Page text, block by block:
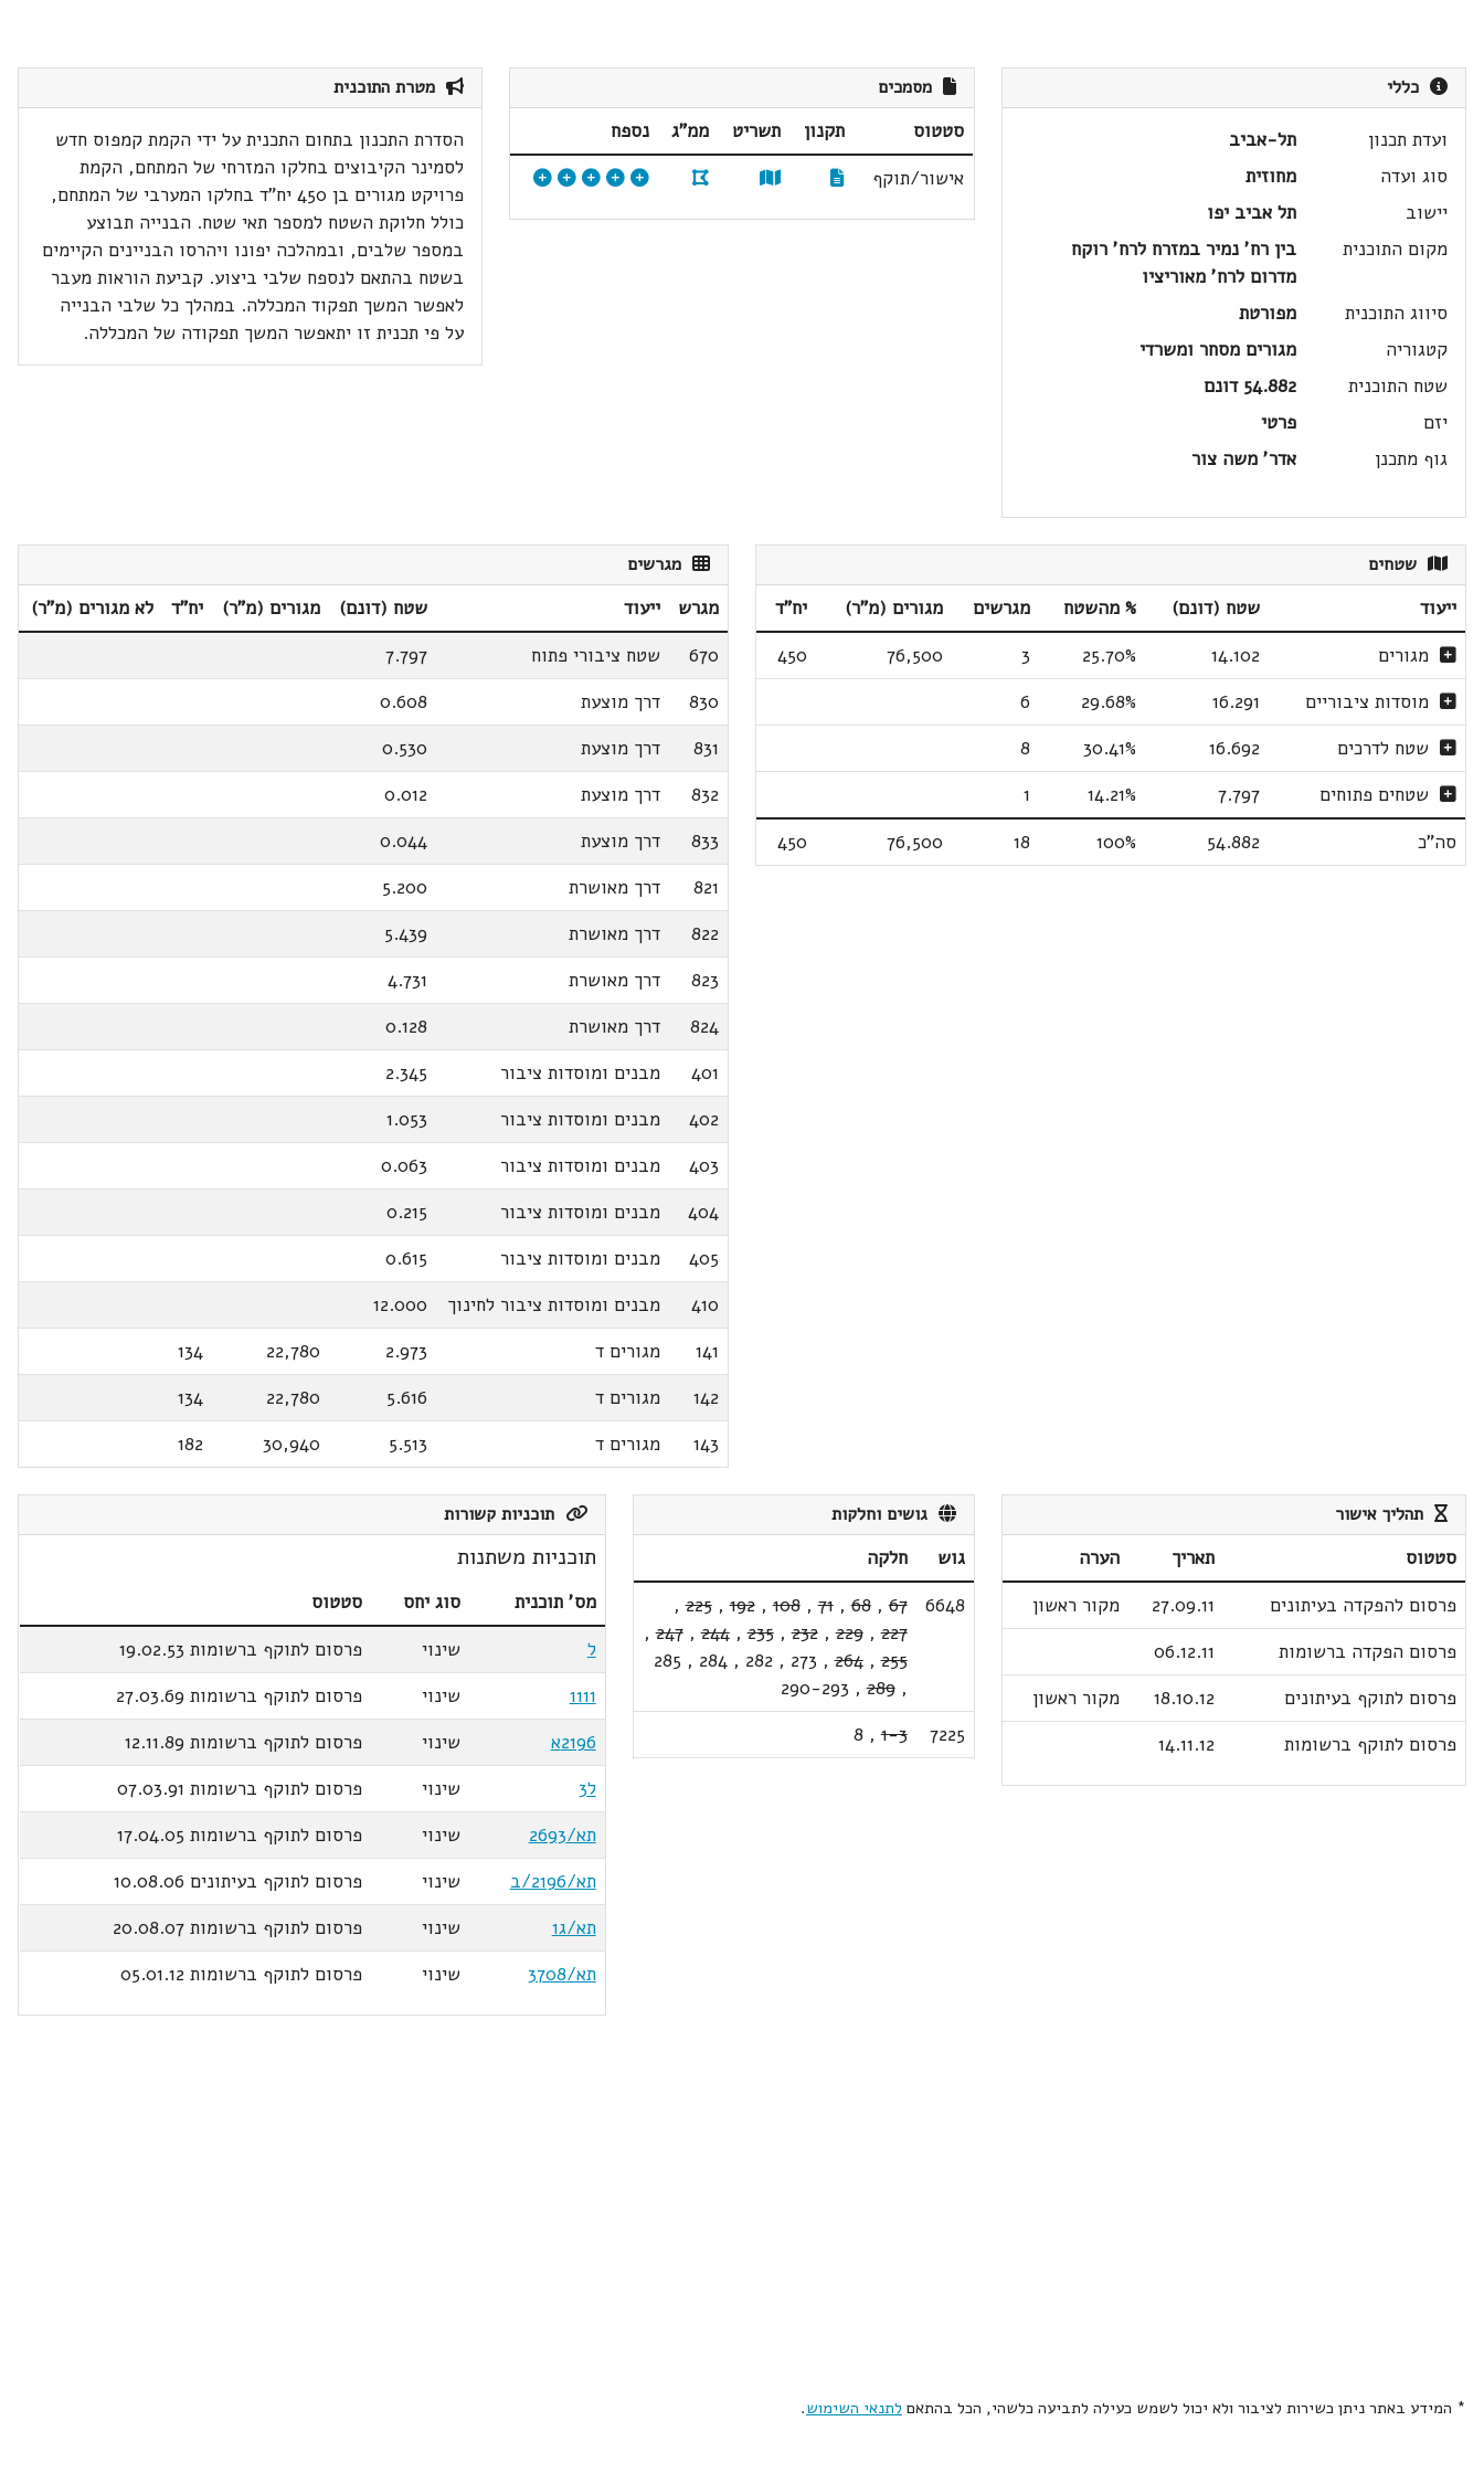
כללי
ועדת תכנון
תל-אביב
סוג ועדה
מחוזית
יישוב
תל אביב יפו
מקום התוכנית
בין רח' נמיר במזרח לרח' רוקח
מדרום לרח' מאוריציו
סיווג התוכנית
מפורטת
קטגוריה
מגורים מסחר ומשרדי
שטח התוכנית
54.882 דונם
יזם
פרטי
גוף מתכנן
אדר' משה צור
מסמכים
סטטוס תקנון תשריט ממ"ג
נספח
אישור/תוקף
מטרת התוכנית
הסדרת התכנון בתחום התכנית על ידי הקמת קמפוס חדש
לסמינר הקיבוצים בחלקו המזרחי של המתחם, הקמת
פרויקט מגורים בן 450 יח"ד בחלקו המערבי של המתחם,
כולל חלוקת השטח למספר תאי שטח. הבנייה תבוצע
במספר שלבים, ובמהלכה יפונו ויהרסו הבניינים הקיימים
בשטח בהתאם לנספח שלבי ביצוע. קביעת הוראות מעבר
לאפשר המשך תפקוד המכללה. במהלך כל שלבי הבנייה
על פי תכנית זו יתאפשר המשך תפקודה של המכללה.
שטחים
ייעוד שטח (דונם) % מהשטח מגרשים מגורים (מ"ר)
יח"ד
מגורים
14.102
25.70%
3
76,500
450
מוסדות ציבוריים
16.291
29.68%
6
שטח לדרכים
16.692
30.41%
8
שטחים פתוחים
7.797
14.21%
1
סה"כ
54.882
100%
18
76,500
450
מגרשים
מגרש ייעוד שטח (דונם) מגורים (מ"ר) יח"ד
לא מגורים (מ"ר)
670
שטח ציבורי פתוח
7.797
830
דרך מוצעת
0.608
831
דרך מוצעת
0.530
832
דרך מוצעת
0.012
833
דרך מוצעת
0.044
821
דרך מאושרת
5.200
822
דרך מאושרת
5.439
823
דרך מאושרת
4.731
824
דרך מאושרת
0.128
401
מבנים ומוסדות ציבור
2.345
402
מבנים ומוסדות ציבור
1.053
403
מבנים ומוסדות ציבור
0.063
404
מבנים ומוסדות ציבור
0.215
405
מבנים ומוסדות ציבור
0.615
410
מבנים ומוסדות ציבור לחינוך
12.000
141
מגורים ד 2.973
22,780
134
142
מגורים ד 5.616
22,780
134
143
מגורים ד 5.513
30,940
182
תהליך אישור
סטטוס תאריך
הערה
פרסום להפקדה בעיתונים
27.09.11
מקור ראשון
פרסום הפקדה ברשומות
06.12.11
פרסום לתוקף בעיתונים
18.10.12
מקור ראשון
פרסום לתוקף ברשומות
14.11.12
גושים וחלקות
גוש
חלקה
6648
67
,
68
,
71
,
108
,
192
,
225
,
227
,
229
,
232
,
235
,
244
,
247
,
255
,
264
,
273
,
282
,
284
,
285
,
289
,
290-293
7225
1-3
,
8
תוכניות קשורות
תוכניות משתנות
מס' תוכנית סוג יחס
סטטוס
ל
שינוי
פרסום לתוקף ברשומות 19.02.53
1111
שינוי
פרסום לתוקף ברשומות 27.03.69
2196א
שינוי
פרסום לתוקף ברשומות 12.11.89
ל3
שינוי
פרסום לתוקף ברשומות 07.03.91
תא/2693
שינוי
פרסום לתוקף ברשומות 17.04.05
תא/2196/ב
שינוי
פרסום לתוקף בעיתונים 10.08.06
תא/ג1
שינוי
פרסום לתוקף ברשומות 20.08.07
תא/3708
שינוי פרסום לתוקף ברשומות 05.01.12
* המידע באתר ניתן כשירות לציבור ולא יכול לשמש כעילה לתביעה כלשהי, הכל בהתאם לתנאי השימוש.